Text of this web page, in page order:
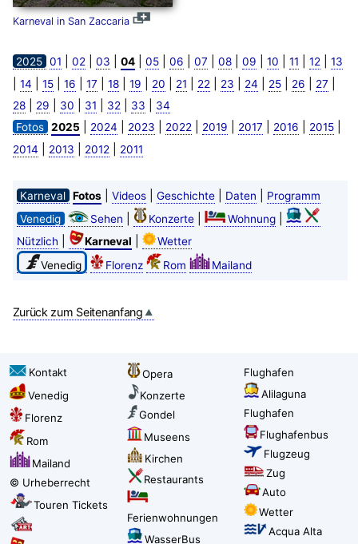
Karneval in San Zaccaria
2025 01 02 03 04| 05| 06 07 08| 09 10 11 12 13
14 15| 16 17 18| 19 20 21 22 23 24 25| 26 27
28| 29 30 31 32 33
34
Fotos 2025 2024 2023 2022 2019 2017 2016 2015|
2014 2013 2012 2011
Karneval Fotos| Videos| Geschichte| Daten
Programm
Venedig
Sehen Konzerte| Wohnung|
Nützlich Karneval
Wetter
Venedig
Florenz Rom Mailand
Zurück zum Seitenanfang
Kontakt
Venedig
Florenz
Rom
Mailand
© Urheberrecht
Touren Tickets
Opera
Konzerte
Gondel
Museens
Kirchen
Restaurants
Ferienwohnungen
WasserBus
Flughafen
Alilaguna
Flughafen
Flughafenbus
Flugzeug
Zug
Auto
Wetter
Acqua Alta